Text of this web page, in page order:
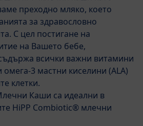
преходно мляко, което
за здравословно
С цел постигане на
на Вашето бебе,
всички важни витамини
3 мастни киселини (ALA)
клетки.
Каши са идеални в
HiPP Combiotic® млечни